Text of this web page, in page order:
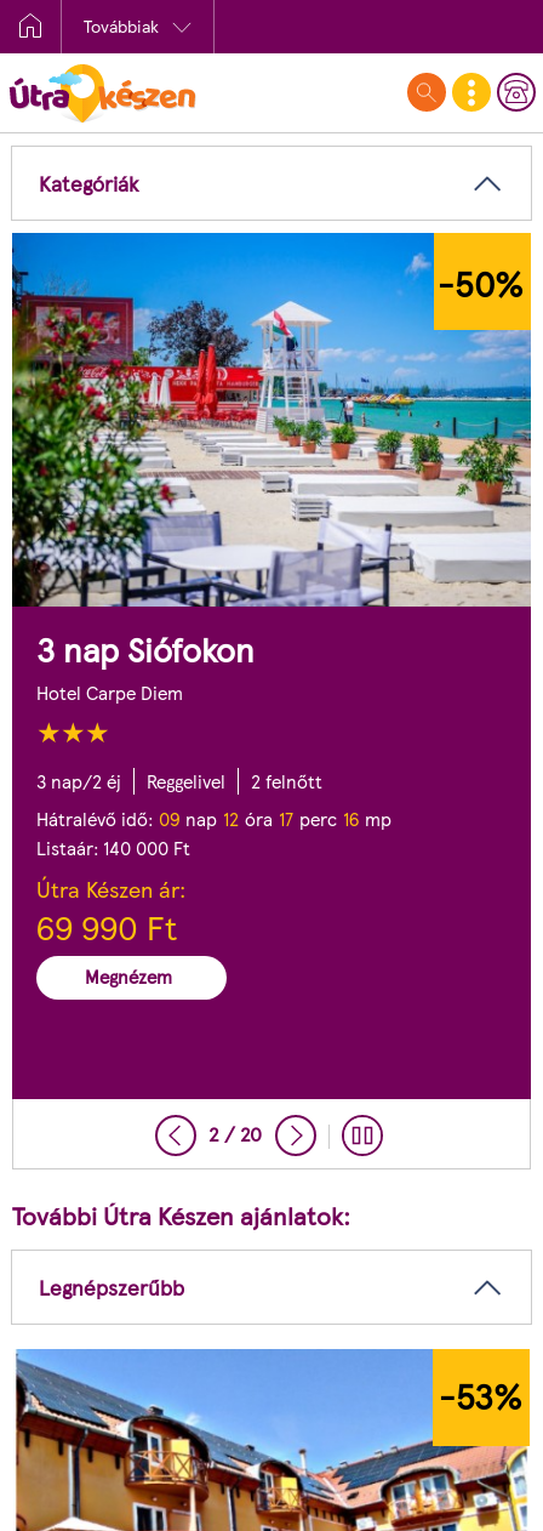
Továbbiak
Kategóriák
-50%
3 nap Siófokon
Hotel Carpe Diem
3 nap/2 éj Reggelivel
2 felnőtt
Hátralévő idő: 09 nap 12 óra 17 perc 14 mp
Listaár: 140 000 Ft
Útra Készen ár:
69 990 Ft
Megnézem
2 / 20
További Útra Készen ajánlatok:
Legnépszerűbb
-53%